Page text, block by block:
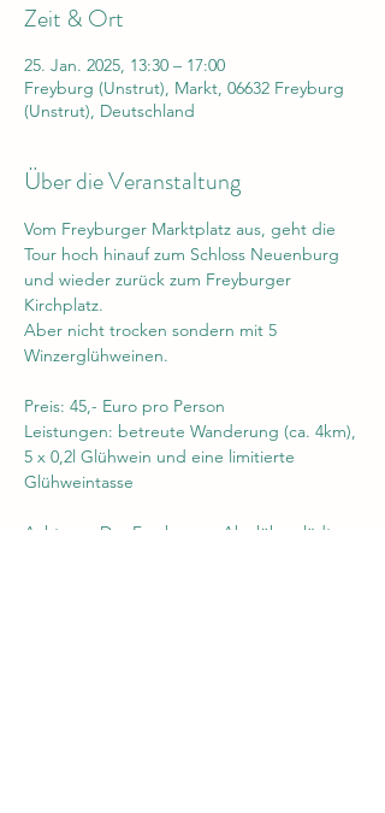
Zeit & Ort
25. Jan. 2025, 13:30 – 17:00
Freyburg (Unstrut), Markt, 06632 Freyburg
(Unstrut), Deutschland
Über die Veranstaltung
Vom Freyburger Marktplatz aus, geht die
Tour hoch hinauf zum Schloss Neuenburg
und wieder zurück zum Freyburger
Kirchplatz.
Aber nicht trocken sondern mit 5
Winzerglühweinen.
Preis: 45,- Euro pro Person
Leistungen: betreute Wanderung (ca. 4km),
5 x 0,2l Glühwein und eine limitierte
Glühweintasse
Achtung: Das Freyburger Abglühen lädt